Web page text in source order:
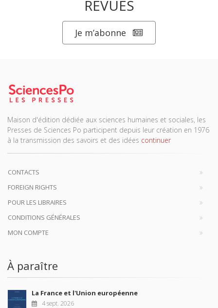
REVUES
Je m’abonne
Maison d'édition dédiée aux sciences humaines et sociales, les
Presses de Sciences Po participent depuis leur création en 1976
à la transmission des savoirs et des idées continuer
CONTACTS
FOREIGN RIGHTS
POUR LES LIBRAIRES
CONDITIONS GÉNÉRALES
MON COMPTE
À paraître
La France et l'Union européenne
4 sept. 2026